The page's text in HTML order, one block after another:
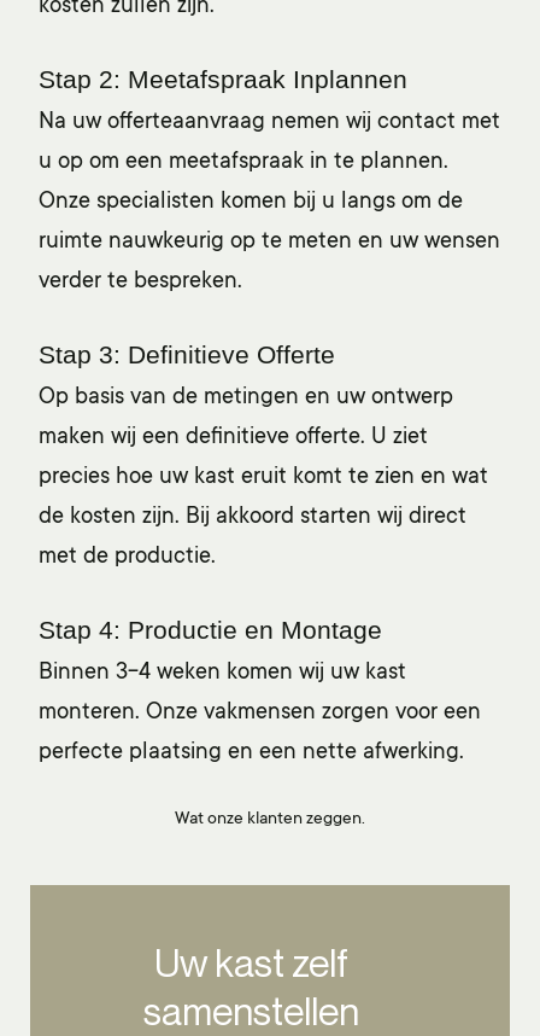
kosten zullen zijn.
Stap 2: Meetafspraak Inplannen
Na uw offerteaanvraag nemen wij contact met
u op om een meetafspraak in te plannen.
Onze specialisten komen bij u langs om de
ruimte nauwkeurig op te meten en uw wensen
verder te bespreken.
Stap 3: Definitieve Offerte
Op basis van de metingen en uw ontwerp
maken wij een definitieve offerte. U ziet
precies hoe uw kast eruit komt te zien en wat
de kosten zijn. Bij akkoord starten wij direct
met de productie.
Stap 4: Productie en Montage
Binnen 3-4 weken komen wij uw kast
monteren. Onze vakmensen zorgen voor een
perfecte plaatsing en een nette afwerking.
Wat onze klanten zeggen.
Uw kast zelf
samenstellen